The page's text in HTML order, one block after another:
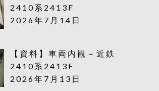
2410系2413F
2026年7月14日
【資料】車両内観－近鉄
2410系2413F
2026年7月13日